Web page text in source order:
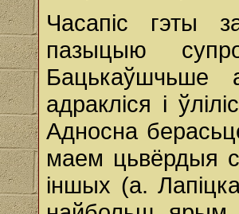
Часапіс гэты
пазыцыю
Бацькаўшчьше
адракліся i
Адносна
маем цьвёрдыя
іншых (а.